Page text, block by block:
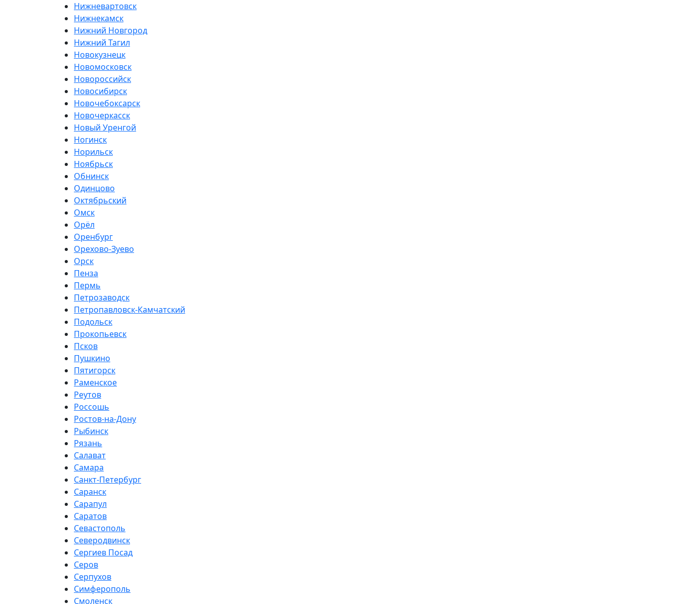
Нижневартовск
Нижнекамск
Нижний Новгород
Нижний Тагил
Новокузнецк
Новомосковск
Новороссийск
Новосибирск
Новочебоксарск
Новочеркасск
Новый Уренгой
Ногинск
Норильск
Ноябрьск
Обнинск
Одинцово
Октябрьский
Омск
Орёл
Оренбург
Орехово-Зуево
Орск
Пенза
Пермь
Петрозаводск
Петропавловск-Камчатский
Подольск
Прокопьевск
Псков
Пушкино
Пятигорск
Раменское
Реутов
Россошь
Ростов-на-Дону
Рыбинск
Рязань
Салават
Самара
Санкт-Петербург
Саранск
Сарапул
Саратов
Севастополь
Северодвинск
Сергиев Посад
Серов
Серпухов
Симферополь
Смоленск